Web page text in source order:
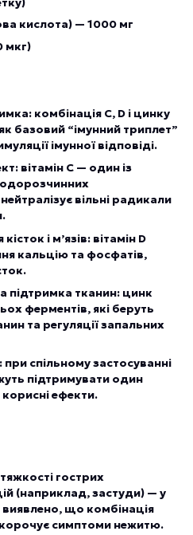
кислота) — 1000 мг
мкг)
комбінація C, D і цинку
базовий “імунний триплет”
імунної відповіді.
вітамін С — один із
вільні радикали
і м’язів: вітамін D
кальцію та фосфатів,
підтримка тканин: цинк
ферментів, які беруть
та регуляції запальних
при спільному застосуванні
підтримувати один
ефекти.
гострих
(наприклад, застуди) — у
що комбінація
симптоми нежитю.